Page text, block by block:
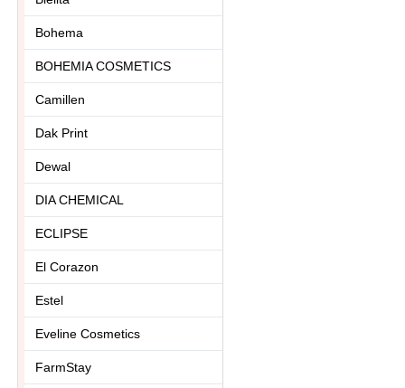
Bohema
BOHEMIA COSMETICS
Camillen
Dak Print
Dewal
DIA CHEMICAL
ECLIPSE
El Corazon
Estel
Eveline Cosmetics
FarmStay